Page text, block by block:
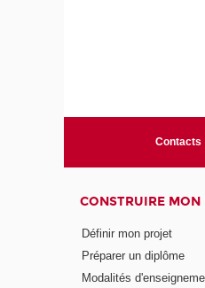
Contacts
CONSTRUIRE MON
Définir mon projet
Préparer un diplôme
Modalités